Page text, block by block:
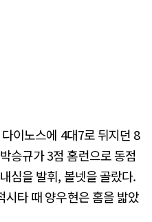
이노스에 4대7로 뒤지던 8
승규가 3점 홈런으로 동점
심을 발휘, 볼넷을 골랐다.
시타 때 양우현은 홈을 밟았